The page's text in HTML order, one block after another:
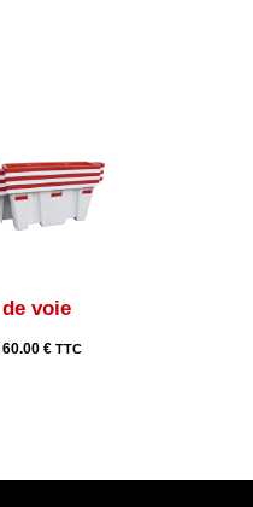
voie
60.00 €